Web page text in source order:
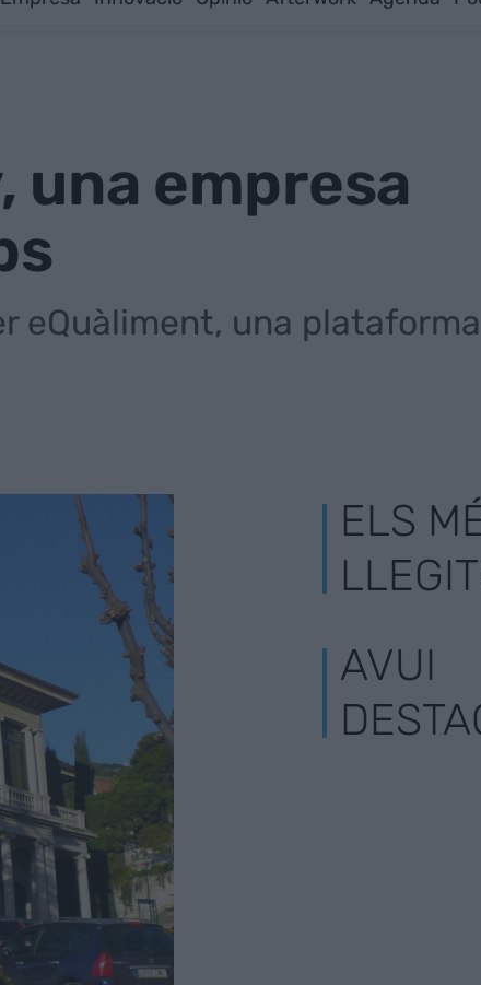
una empresa
eQuàliment, una
ELS
AVUI